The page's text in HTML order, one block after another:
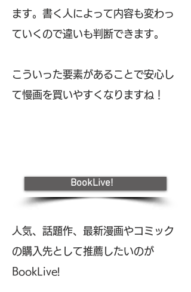
ます。書く人によって内容も変わっ
ていくので違いも判断できます。
こういった要素があることで安心し
て慢画を買いやすくなりますね！
BookLive!
人気、話題作、最新漫画やコミック
の購入先として推薦したいのが
BookLive!